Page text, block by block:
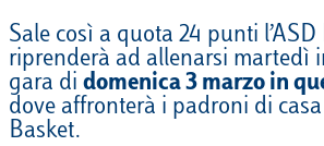
Sale così a quota 24 punti
riprenderà ad allenarsi martedì
gara di domenica 3 marzo in
dove affronterà i padroni di casa
Basket.